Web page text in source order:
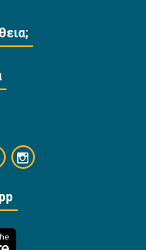
bankofcyprus_
www.youtube.com/user/
www.linkedin.com/
https://